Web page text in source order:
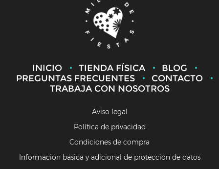
INICIO TIENDA FÍSICA
BLOG
PREGUNTAS FRECUENTES
CONTACTO
TRABAJA CON NOSOTROS
Aviso legal
Política de privacidad
Condiciones de compra
Información básica y adicional de protección de datos